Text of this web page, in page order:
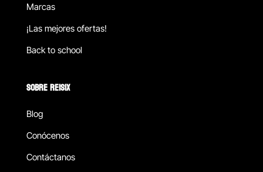
Marcas
¡Las mejores ofertas!
Back to school
SOBRE REISIX
Blog
Conócenos
Contáctanos